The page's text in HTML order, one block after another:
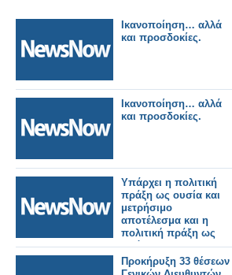
Ικανοποίηση… αλλά
και προσδοκίες.
Ικανοποίηση… αλλά
και προσδοκίες.
Υπάρχει η πολιτική
πράξη ως ουσία και
μετρήσιμο
αποτέλεσμα και η
πολιτική πράξη ως
πρόσκαιρες
εντυπώσεις μέσω
διαστρέβλωσης των
Προκήρυξη 33 θέσεων